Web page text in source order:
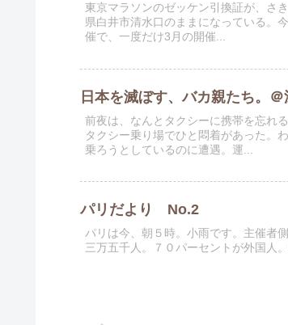
東京マラソンのゼッケン引換証が、さ
県白井市清水口のままになっている。
催で、一度だけ3月の開催...
日本を滅ぼす、バカ親たち。
前夜は、なんとタクシーに携帯を忘れ
タクシー乗り場でひと悶着があった。
乗ろうとしているのに遭遇。運...
パリだより No.2
パリは今、朝５時。小雨です。主催者
三万五千人。７０パーセントが外国人